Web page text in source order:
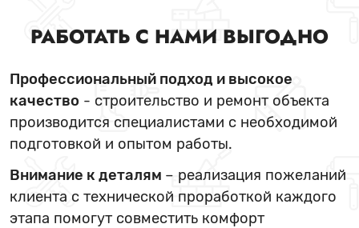
РАБОТАТЬ С НАМИ ВЫГОДНО
Профессиональный подход и высокое
качество - строительство и ремонт объекта
производится специалистами с необходимой
подготовкой и опытом работы.
Внимание к деталям – реализация пожеланий
клиента с технической проработкой каждого
этапа помогут совместить комфорт